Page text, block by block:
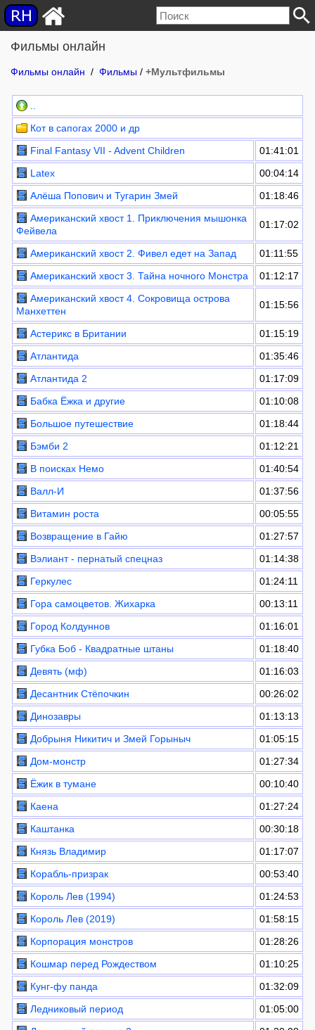
Фильмы онлайн
Фильмы онлайн / Фильмы / +Мультфильмы
Кот в сапогах 2000 и др
Final Fantasy VII - Advent Children
01:41:01
Latex
00:04:14
Алёша Попович и Тугарин Змей
01:18:46
Американский хвост 1. Приключения мышонка
Фейвела
01:17:02
Американский хвост 2. Фивел едет на Запад
01:11:55
Американский хвост 3. Тайна ночного Монстра
01:12:17
Американский хвост 4. Сокровища острова
Манхеттен
01:15:56
Астерикс в Британии
01:15:19
Атлантида
01:35:46
Атлантида 2
01:17:09
Бабка Ёжка и другие
01:10:08
Большое путешествие
01:18:44
Бэмби 2
01:12:21
В поисках Немо
01:40:54
Валл-И
01:37:56
Витамин роста
00:05:55
Возвращение в Гайю
01:27:57
Вэлиант - пернатый спецназ
01:14:38
Геркулес
01:24:11
Гора самоцветов. Жихарка
00:13:11
Город Колдуннов
01:16:01
Губка Боб - Квадратные штаны
01:18:40
Девять (мф)
01:16:03
Десантник Стёпочкин
00:26:02
Динозавры
01:13:13
Добрыня Никитич и Змей Горыныч
01:05:15
Дом-монстр
01:27:34
Ёжик в тумане
00:10:40
Каена
01:27:24
Каштанка
00:30:18
Князь Владимир
01:17:07
Корабль-призрак
00:53:40
Король Лев (1994)
01:24:53
Король Лев (2019)
01:58:15
Корпорация монстров
01:28:26
Кошмар перед Рождеством
01:10:25
Кунг-фу панда
01:32:09
Ледниковый период
01:05:00